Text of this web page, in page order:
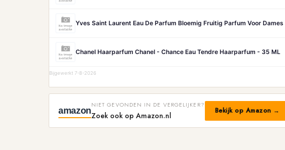
Chanel Haarparfum Chanel - Chance Eau Tendre Haarparfum - 35 ML
Bijgewerkt 7-8-2026
amazon
NIET GEVONDEN IN DE VERGELIJKER?
Zoek ook op Amazon.nl Bekijk op Amazon →